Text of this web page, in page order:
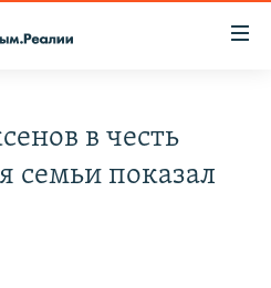
ИСТОРИЙ СОПРОТИВЛЕНИЯ
в честь
семьи показал